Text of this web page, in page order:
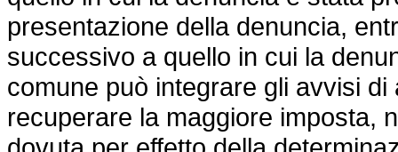
presentazione della denuncia,
successivo a quello in cui la
comune può integrare gli avvisi
recuperare la maggiore imposta,